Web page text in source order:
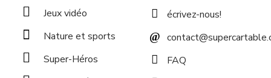
Jeux vidéo
Nature et sports
Super-Héros
écrivez-nous!
FAQ